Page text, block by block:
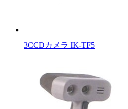
3CCDカメラ IK-TF5